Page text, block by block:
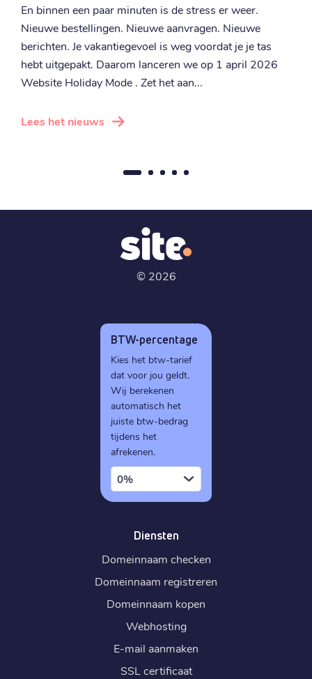
En binnen een paar minuten is de stress er weer.
Nieuwe bestellingen. Nieuwe aanvragen. Nieuwe
berichten. Je vakantiegevoel is weg voordat je je tas
hebt uitgepakt. Daarom lanceren we op 1 april 2026
Website Holiday Mode . Zet het aan...
Lees het nieuws
© 2026
BTW-percentage
Kies het btw-tarief
dat voor jou geldt.
Wij berekenen
automatisch het
juiste btw-bedrag
tijdens het
afrekenen.
0%
Diensten
Domeinnaam checken
Domeinnaam registreren
Domeinnaam kopen
Webhosting
E-mail aanmaken
SSL certificaat